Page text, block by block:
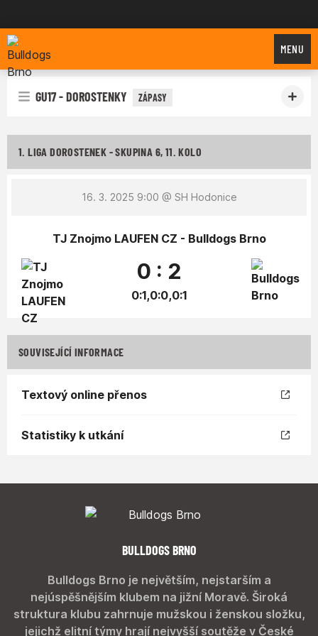
Bulldogs Brno
MENU
GU17 - DOROSTENKY ZÁPASY
1. LIGA DOROSTENEK - SKUPINA 6, 11. KOLO
16. 3. 2025 9:00 @ SH Hodonice
TJ Znojmo LAUFEN CZ - Bulldogs Brno
0 : 2
0:1,0:0,0:1
SOUVISEJÍCÍ INFORMACE
Textový online přenos
Statistiky k utkání
BULLDOGS BRNO
Bulldogs Brno je největším, nejstarším a
nejúspěšnějším klubem na jižní Moravě. Široká
struktura klubu zahrnuje mužskou i ženskou složku,
jejichž elitní týmy hrají nejvyšší soutěže v České